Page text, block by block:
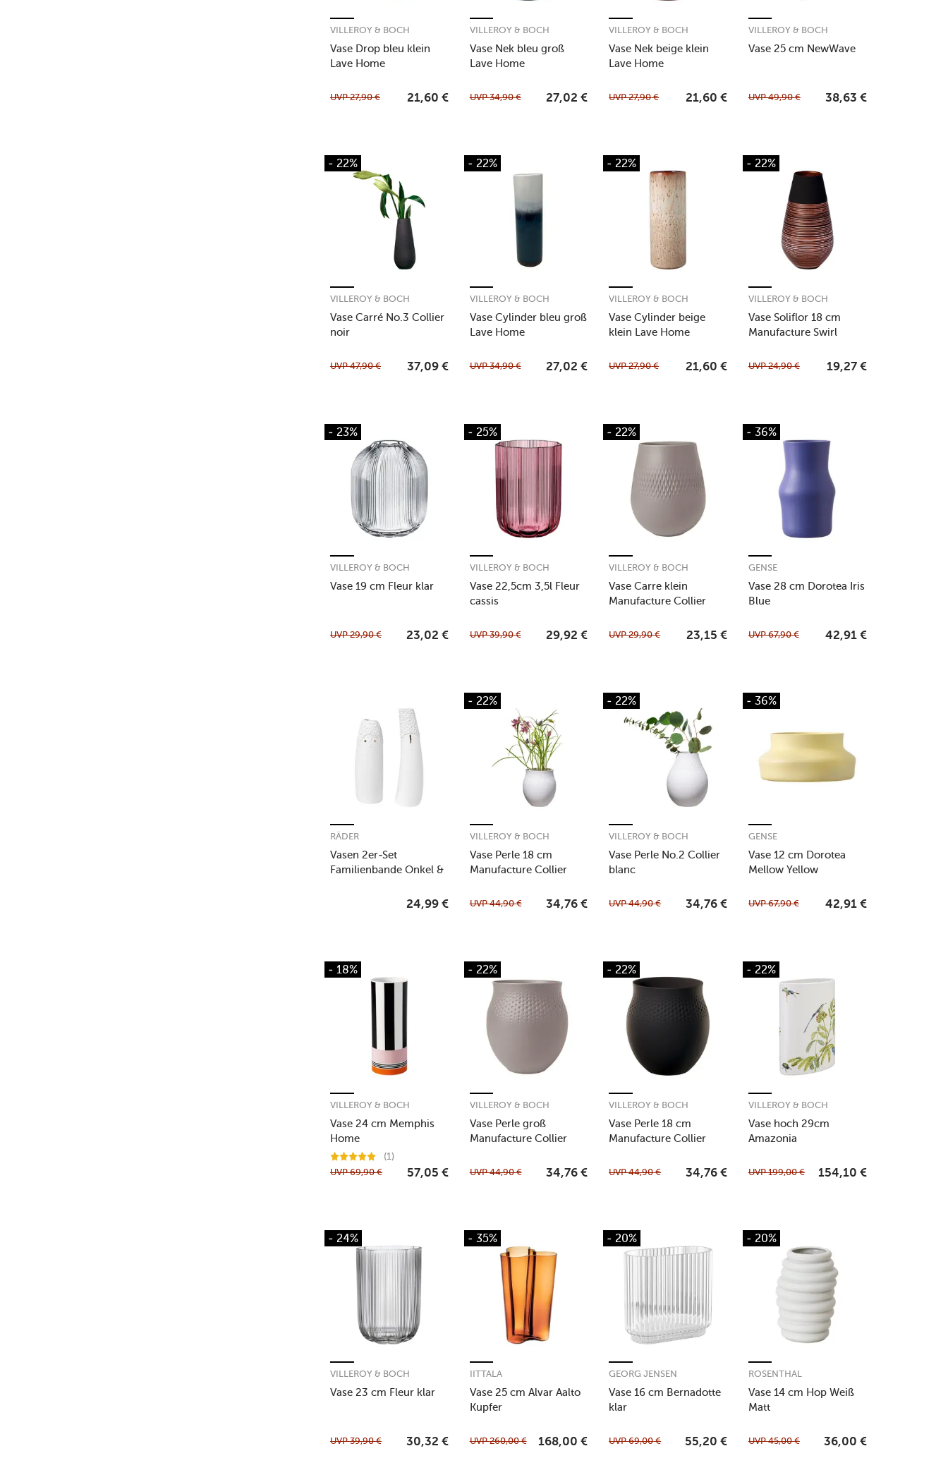
Vase Drop bleu klein
Lave Home
VILLEROY & BOCH
UVP27,90 € 21,60 €
Vase Nek bleu groß
Lave Home
VILLEROY & BOCH
UVP34,90 € 27,02 €
Vase Nek beige klein
Lave Home
VILLEROY & BOCH
UVP27,90 € 21,60 €
Vase 25 cm NewWave
VILLEROY & BOCH
UVP49,90 € 38,63 €
- 22%
Vase Carré No.3 Collier
noir
VILLEROY & BOCH
UVP47,90 € 37,09 €
- 22%
Vase Cylinder bleu groß
Lave Home
VILLEROY & BOCH
UVP34,90 € 27,02 €
- 22%
Vase Cylinder beige
klein Lave Home
VILLEROY & BOCH
UVP27,90 € 21,60 €
- 22%
Vase Soliflor 18 cm
Manufacture Swirl
VILLEROY & BOCH
UVP24,90 € 19,27 €
- 23%
Vase 19 cm Fleur klar
VILLEROY & BOCH
UVP29,90 € 23,02 €
- 25%
Vase 22,5cm 3,5l Fleur
cassis
VILLEROY & BOCH
UVP39,90 € 29,92 €
- 22%
Vase Carre klein
Manufacture Collier
VILLEROY & BOCH
UVP29,90 € 23,15 €
- 36%
Vase 28 cm Dorotea Iris
Blue
GENSE
UVP67,90 € 42,91 €
Vasen 2er-Set
Familienbande Onkel &
RÄDER
24,99 €
- 22%
Vase Perle 18 cm
Manufacture Collier
VILLEROY & BOCH
UVP44,90 € 34,76 €
- 22%
Vase Perle No.2 Collier
blanc
VILLEROY & BOCH
UVP44,90 € 34,76 €
- 36%
Vase 12 cm Dorotea
Mellow Yellow
GENSE
UVP67,90 € 42,91 €
- 18%
Vase 24 cm Memphis
Home
VILLEROY & BOCH
(1)
UVP69,90 € 57,05 €
- 22%
Vase Perle groß
Manufacture Collier
VILLEROY & BOCH
UVP44,90 € 34,76 €
- 22%
Vase Perle 18 cm
Manufacture Collier
VILLEROY & BOCH
UVP44,90 € 34,76 €
- 22%
Vase hoch 29cm
Amazonia
VILLEROY & BOCH
UVP199,00 € 154,10 €
- 24%
Vase 23 cm Fleur klar
VILLEROY & BOCH
UVP39,90 € 30,32 €
- 35%
Vase 25 cm Alvar Aalto
Kupfer
IITTALA
UVP260,00 € 168,00 €
- 20%
Vase 16 cm Bernadotte
klar
GEORG JENSEN
UVP69,00 € 55,20 €
- 20%
Vase 14 cm Hop Weiß
Matt
ROSENTHAL
UVP45,00 € 36,00 €